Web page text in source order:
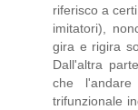
riferisco a
imitatori),
gira e rigira
Dall'altra
che
trifunzionale